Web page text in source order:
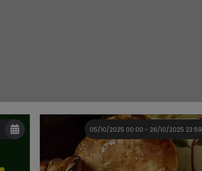
05/10/2025 00:00 - 26/10/2025 23:59